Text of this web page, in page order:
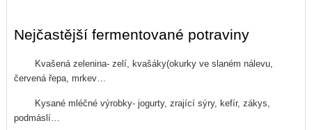
Nejčastější fermentované potraviny
Kvašená zelenina- zelí, kvašáky(okurky ve slaném nálevu,
červená řepa, mrkev…
Kysané mléčné výrobky- jogurty, zrající sýry, kefír, zákys,
podmáslí…